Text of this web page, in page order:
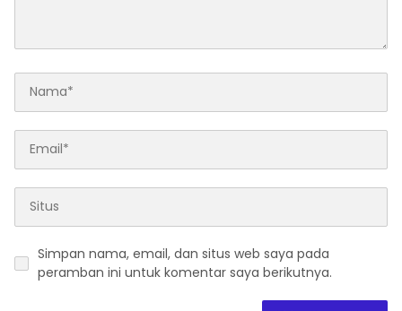
Simpan nama, email, dan situs web saya pada
peramban ini untuk komentar saya berikutnya.